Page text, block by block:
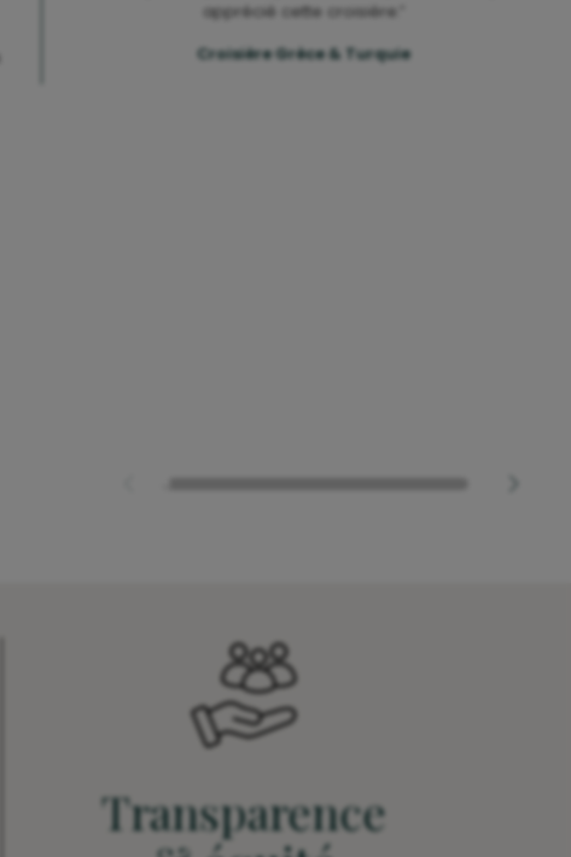
apprécié cette croisière.”
Croisière Grèce & Turquie
Transparence